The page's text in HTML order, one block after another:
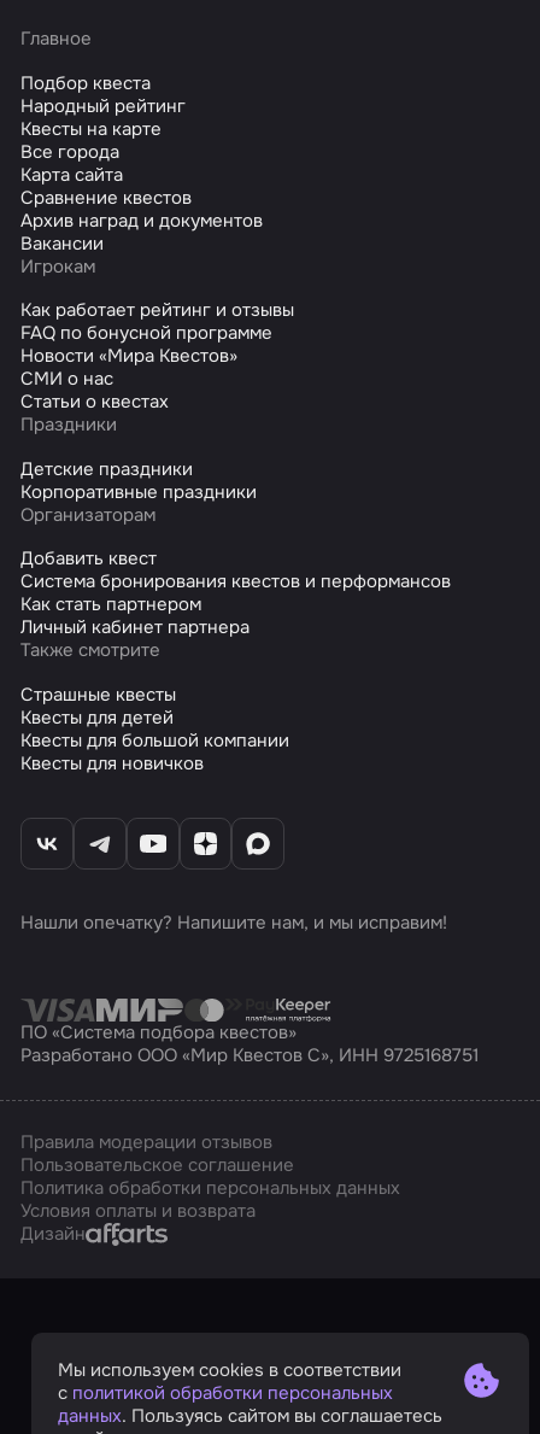
Главное
Подбор квеста
Народный рейтинг
Квесты на карте
Все города
Карта сайта
Сравнение квестов
Архив наград и документов
Вакансии
Игрокам
Как работает рейтинг и отзывы
FAQ по бонусной программе
Новости «Мира Квестов»
СМИ о нас
Статьи о квестах
Праздники
Детские праздники
Корпоративные праздники
Организаторам
Добавить квест
Система бронирования квестов и перформансов
Как стать партнером
Личный кабинет партнера
Также смотрите
Страшные квесты
Квесты для детей
Квесты для большой компании
Квесты для новичков
Нашли опечатку? Напишите нам, и мы исправим!
ПО «Система подбора квестов»
Разработано ООО «Мир Квестов С», ИНН 9725168751
Правила модерации отзывов
Пользовательское соглашение
Политика обработки персональных данных
Условия оплаты и возврата
ДизайнAffarts
Мы используем cookies в соответствии
с политикой обработки персональных
данных. Пользуясь сайтом вы соглашаетесь